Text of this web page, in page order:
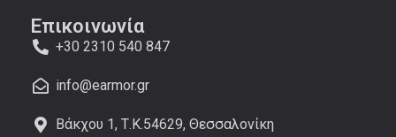
Επικοινωνία
+30 2310 540 847
info@earmor.gr
Βάκχου 1, Τ.Κ.54629, Θεσσαλονίκη